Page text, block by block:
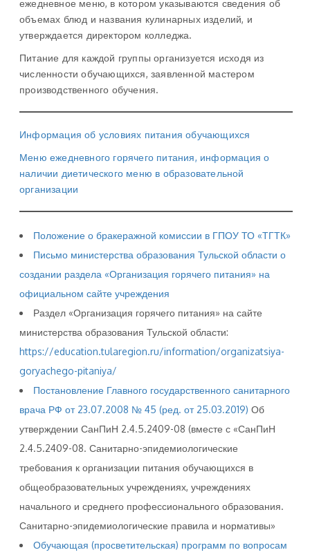
ежедневное меню, в котором указываются сведения об
объемах блюд и названия кулинарных изделий, и
утверждается директором колледжа.
Питание для каждой группы организуется исходя из
численности обучающихся, заявленной мастером
производственного обучения.
Информация об условиях питания обучающихся
Меню ежедневного горячего питания, информация о
наличии диетического меню в образовательной
организации
Положение о бракеражной комиссии в ГПОУ ТО «ТГТК»
Письмо министерства образования Тульской области о
создании раздела «Организация горячего питания» на
официальном сайте учреждения
Раздел «Организация горячего питания» на сайте
министерства образования Тульской области:
https://education.tularegion.ru/information/organizatsiya-
goryachego-pitaniya/
Постановление Главного государственного санитарного
врача РФ от 23.07.2008 № 45 (ред. от 25.03.2019) Об
утверждении СанПиН 2.4.5.2409-08 (вместе с «СанПиН
2.4.5.2409-08. Санитарно-эпидемиологические
требования к организации питания обучающихся в
общеобразовательных учреждениях, учреждениях
начального и среднего профессионального образования.
Санитарно-эпидемиологические правила и нормативы»
Обучающая (просветительская) программ по вопросам